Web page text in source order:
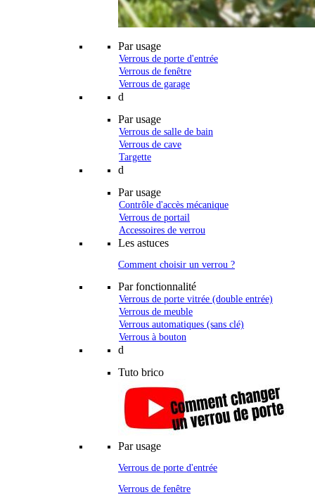
Par usage
Verrous de porte d'entrée
Verrous de fenêtre
Verrous de garage
d
Par usage
Verrous de salle de bain
Verrous de cave
Targette
d
Par usage
Contrôle d'accès mécanique
Verrous de portail
Accessoires de verrou
Les astuces
Comment choisir un verrou ?
Par fonctionnalité
Verrous de porte vitrée (double entrée)
Verrous de meuble
Verrous automatiques (sans clé)
Verrous à bouton
d
Tuto brico
Par usage
Verrous de porte d'entrée
Verrous de fenêtre